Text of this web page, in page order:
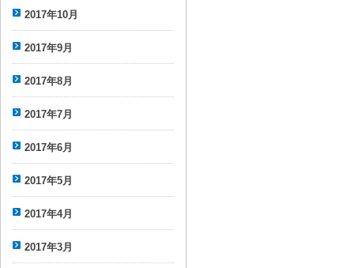
2017年10月
2017年9月
2017年8月
2017年7月
2017年6月
2017年5月
2017年4月
2017年3月